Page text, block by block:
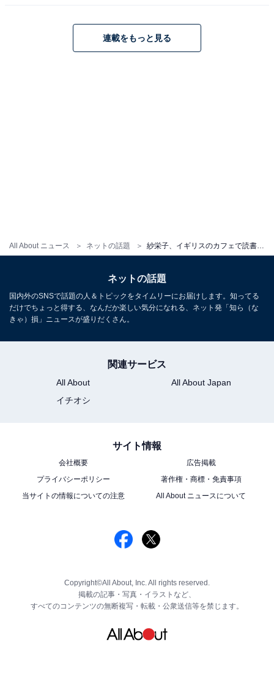
All About ニュース ネットの話題
連載をもっと見る
ネットの話題
国内外のSNSで話題の人＆トピックをタイムリーにお届けします。知ってる
だけでちょっと得する、なんだか楽しい気分になれる、ネット発「知ら（な
きゃ）損」ニュースが盛りだくさん。
関連サービス
All About
All About Japan
イチオシ
サイト情報
会社概要
広告掲載
プライバシーポリシー
著作権・商標・免責事項
当サイトの情報についての注意
All About ニュースについて
Copyright©All About, Inc. All rights reserved.
掲載の記事・写真・イラストなど、
すべてのコンテンツの無断複写・転載・公衆送信等を禁じます。